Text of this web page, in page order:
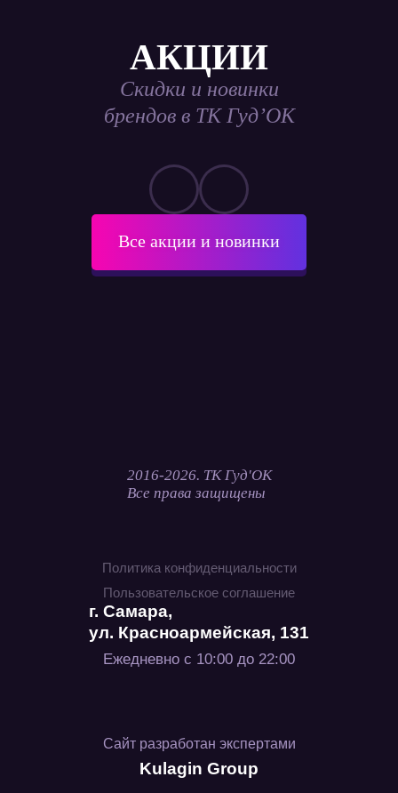
АКЦИИ
Скидки и новинки
брендов в ТК Гуд’ОК
Все акции и новинки
2016-2026. ТК Гуд'ОК
Все права защищены
Политика конфиденциальности
Пользовательское соглашение
г. Самара,
ул. Красноармейская, 131
Ежедневно с 10:00 до 22:00
Сайт разработан экспертами
Kulagin Group